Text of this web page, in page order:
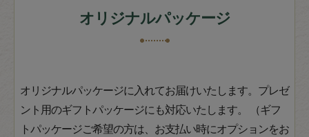
オリジナルパッケージ
オリジナルパッケージに入れてお届けいたします。プレゼ
ント用のギフトパッケージにも対応いたします。 （ギフ
トパッケージご希望の方は、お支払い時にオプションをお